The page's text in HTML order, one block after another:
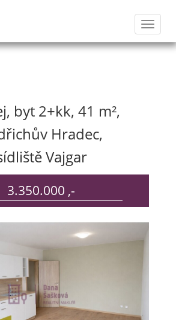
byt 2+kk, 41 m²,
Hradec,
Vajgar
3.350.000 ,-